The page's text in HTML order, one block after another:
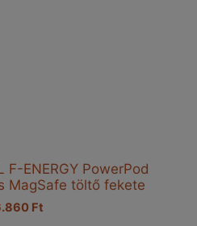
F-ENERGY PowerPod
MagSafe töltő fekete
FtCurrent